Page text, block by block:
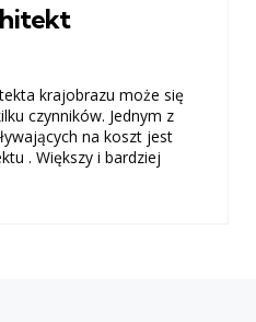
krajobrazu może się
czynników. Jednym z
na koszt jest
. Większy i bardziej